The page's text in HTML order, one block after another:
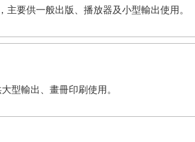
要供一般出版、播放器及小型輸出使用。
型輸出、畫冊印刷使用。